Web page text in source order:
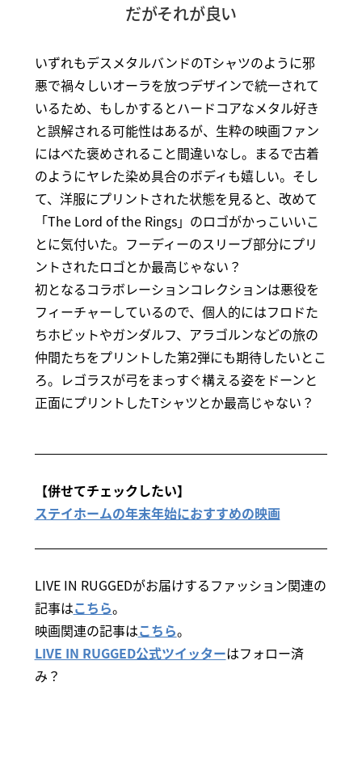
だがそれが良い
いずれもデスメタルバンドのTシャツのように邪
悪で禍々しいオーラを放つデザインで統一されて
いるため、もしかするとハードコアなメタル好き
と誤解される可能性はあるが、生粋の映画ファン
にはべた褒めされること間違いなし。まるで古着
のようにヤレた染め具合のボディも嬉しい。そし
て、洋服にプリントされた状態を見ると、改めて
「The Lord of the Rings」のロゴがかっこいいこ
とに気付いた。フーディーのスリーブ部分にプリ
ントされたロゴとか最高じゃない？
初となるコラボレーションコレクションは悪役を
フィーチャーしているので、個人的にはフロドた
ちホビットやガンダルフ、アラゴルンなどの旅の
仲間たちをプリントした第2弾にも期待したいとこ
ろ。レゴラスが弓をまっすぐ構える姿をドーンと
正面にプリントしたTシャツとか最高じゃない？
【併せてチェックしたい】
ステイホームの年末年始におすすめの映画
LIVE IN RUGGEDがお届けするファッション関連の
記事はこちら。
映画関連の記事はこちら。
LIVE IN RUGGED公式ツイッターはフォロー済
み？